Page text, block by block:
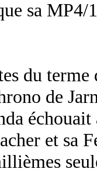
sa
du terme
de
et sa